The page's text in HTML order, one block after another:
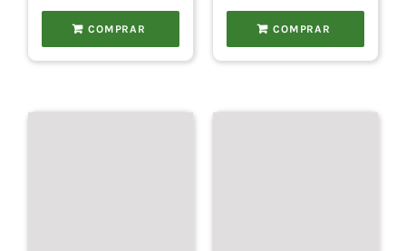
era:
R$52,00.
é:
COMPRAR COMPRAR